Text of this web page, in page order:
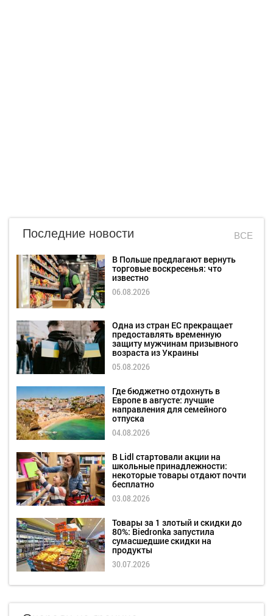
Последние новости ВСЕ
В Польше предлагают вернуть
торговые воскресенья: что
известно
06.08.2026
Одна из стран ЕС прекращает
предоставлять временную
защиту мужчинам призывного
возраста из Украины
05.08.2026
Где бюджетно отдохнуть в
Европе в августе: лучшие
направления для семейного
отпуска
04.08.2026
В Lidl стартовали акции на
школьные принадлежности:
некоторые товары отдают почти
бесплатно
03.08.2026
Товары за 1 злотый и скидки до
80%: Biedronka запустила
сумасшедшие скидки на
продукты
30.07.2026